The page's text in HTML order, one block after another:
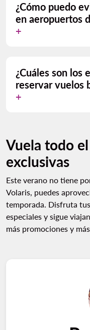
¿Cómo puedo
en aeropuertos
¿Cuáles son los
reservar vuelos
Vuela todo
exclusivas
Este verano no tiene
Volaris, puedes
temporada. Disfruta
especiales y sigue
más promociones y